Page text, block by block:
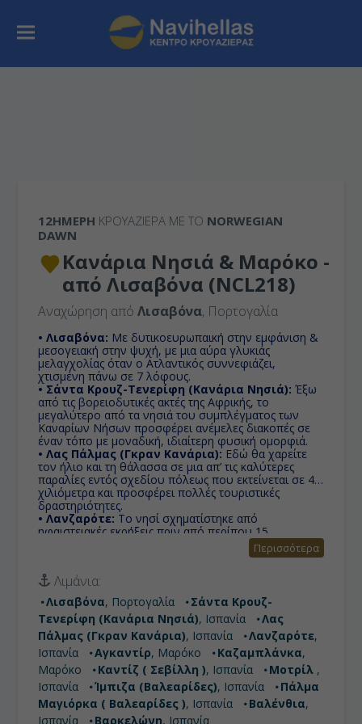
12ΉΜΕΡΗ ΚΡΟΥΑΖΙΕΡΑ ΜΕ ΤΟ NORWEGIAN
DAWN
Κανάρια Νησιά & Μαρόκο -
από Λισαβόνα (NCL218)
Αναχώρηση απόΛισαβόνα, Πορτογαλία
• Λισαβόνα: Με δυτικοευρωπαική στην εμφάνιση &
μεσογειακή στην ψυχή, με μια αύρα γλυκιάς
μελαγχολίας όταν ο Ατλαντικός συννεφιάζει,
χτισμένη πάνω σε 7 λόφους.
• Σάντα Κρουζ-Τενερίφη (Κανάρια Νησιά): Έξω
από τις βορειοδυτικές ακτές της Αφρικής, το
μεγαλύτερο από τα νησιά του συμπλέγματος των
Καναρίων Νήσων προσφέρει ανέμελες διακοπές σε
έναν τόπο με μοναδική, ιδιαίτερη φυσική ομορφιά.
• Λας Πάλμας (Γκραν Κανάρια): Εδώ θα χαρείτε
τον ήλιο και τη θάλασσα σε μια απ’ τις καλύτερες
παραλίες εντός σχεδίου πόλεως που εκτείνεται σε 4
χιλιόμετρα και προσφέρει πολλές τουριστικές
δραστηριότητες.
• Λανζαρότε: Το νησί σχηματίστηκε από
ηφαιστειακές εκρήξεις πριν από περίπου 15
εκατομμύρια χρόνια και αποτελείται από ηφαιστειακά
• Αγκαντίρ:
πρόποδες της οροσειράς του Άτλαντα είναι από τα
κυριότερα δημοφιλή θέρετρα του Μαρόκου.
• Καζαμπλάνκα:Η μεγαλύτερη πόλη του Μαρόκου
στις ακτές του Ατλαντικού Ωκεανού καθώς και το
μεγαλύτερο λιμάνι της χώρας. Στην Καζαμπλάνκα
ανεγέρθηκε το μεγαλύτερο σε ύψος μουσουλμανικό
τέμενος του κόσμου, που σήμερα αποτελεί το
καύχημα όλου του αραβικού κόσμου.
• Καντίζ ( Σεβίλλη ):Χτισμένη πάνω σε ένα βράχο,
ο οποίος ενώνεται με μια μικρή λωρίδα στεριάς και
δρόμο με την ηπειρωτική περιοχή στον Κόλπο του
Περισσότερα
Λιμάνια:
Λισαβόνα, Πορτογαλία
Σάντα Κρουζ-
Τενερίφη (Κανάρια Νησιά), Ισπανία
Λας
Πάλμας (Γκραν Κανάρια), Ισπανία Λανζαρότε,
Ισπανία
Αγκαντίρ, Μαρόκο Καζαμπλάνκα,
Μαρόκο
Καντίζ ( Σεβίλλη ), Ισπανία Μοτρίλ ,
Ισπανία
Ίμπιζα (Βαλεαρίδες), Ισπανία
Πάλμα
Μαγιόρκα ( Βαλεαρίδες ), Ισπανία Βαλένθια,
Ισπανία
Βαρκελώνη, Ισπανία